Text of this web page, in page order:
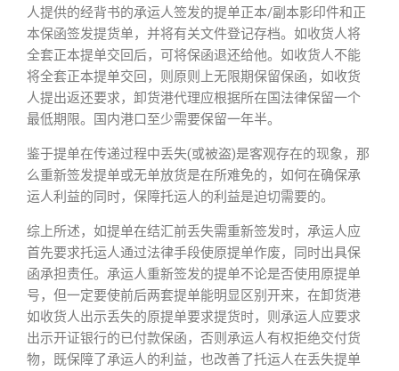
人提供的经背书的承运人签发的提单正本/副本影印件和正
本保函签发提货单，并将有关文件登记存档。如收货人将
全套正本提单交回后，可将保函退还给他。如收货人不能
将全套正本提单交回，则原则上无限期保留保函，如收货
人提出返还要求，卸货港代理应根据所在国法律保留一个
最低期限。国内港口至少需要保留一年半。
鉴于提单在传递过程中丢失(或被盗)是客观存在的现象，那
么重新签发提单或无单放货是在所难免的，如何在确保承
运人利益的同时，保障托运人的利益是迫切需要的。
综上所述，如提单在结汇前丢失需重新签发时，承运人应
首先要求托运人通过法律手段使原提单作废，同时出具保
函承担责任。承运人重新签发的提单不论是否使用原提单
号，但一定要使前后两套提单能明显区别开来，在卸货港
如收货人出示丢失的原提单要求提货时，则承运人应要求
出示开证银行的已付款保函，否则承运人有权拒绝交付货
物，既保障了承运人的利益，也改善了托运人在丢失提单